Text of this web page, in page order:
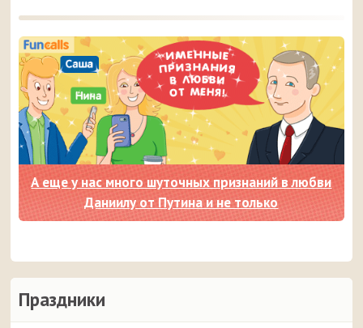
Праздники
А еще у нас много шуточных признаний в любви
Даниилу от Путина и не только